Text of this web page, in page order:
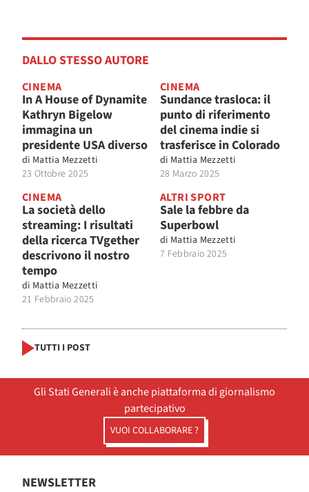
DALLO STESSO AUTORE
CINEMA
In A House of Dynamite
Kathryn Bigelow
immagina un
presidente USA diverso
di Mattia Mezzetti
23 Ottobre 2025
CINEMA
Sundance trasloca: il
punto di riferimento
del cinema indie si
trasferisce in Colorado
di Mattia Mezzetti
28 Marzo 2025
CINEMA
La società dello
streaming: I risultati
della ricerca TVgether
descrivono il nostro
tempo
di Mattia Mezzetti
21 Febbraio 2025
ALTRI SPORT
Sale la febbre da
Superbowl
di Mattia Mezzetti
7 Febbraio 2025
TUTTI I POST
Gli Stati Generali è anche piattaforma di giornalismo
partecipativo
VUOI COLLABORARE ?
NEWSLETTER